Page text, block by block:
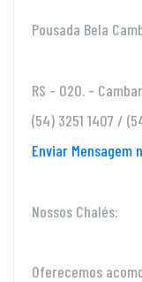
Pousada Bela
RS - 020. -
(54) 3251 1407 /
Enviar Mensagem
Nossos Chalés:
Oferecemos